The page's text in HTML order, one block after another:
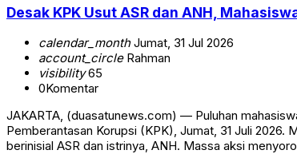
Desak KPK Usut ASR dan ANH,
calendar_monthJumat, 31 Jul 2026
account_circleRahman
visibility65
0Komentar
JAKARTA, (duasatunews.com) — Puluhan
Pemberantasan Korupsi (KPK), Jumat, 31 Juli 2026.
berinisial ASR dan istrinya, ANH. Massa aksi